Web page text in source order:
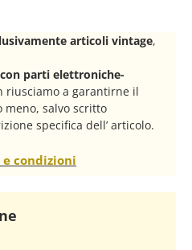
articoli vintage,
parti elettroniche-
riusciamo a garantirne il
salvo scritto
specifica dell’ articolo.
condizioni